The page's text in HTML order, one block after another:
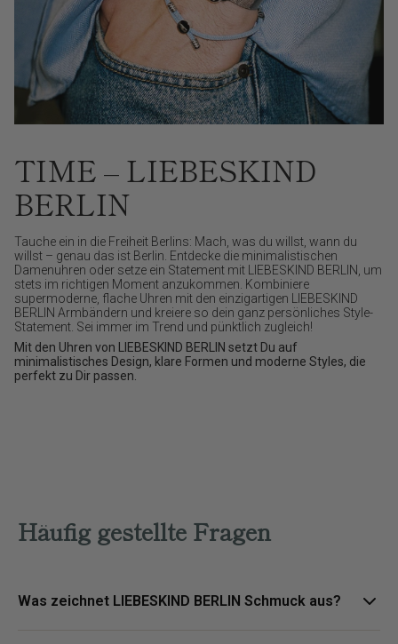
TIME – LIEBESKIND
BERLIN
Tauche ein in die Freiheit Berlins: Mach, was du willst, wann du
willst – genau das ist Berlin. Entdecke die minimalistischen
Damenuhren oder setze ein Statement mit LIEBESKIND BERLIN, um
stets im richtigen Moment anzukommen. Kombiniere
supermoderne, flache Uhren mit den einzigartigen LIEBESKIND
BERLIN Armbändern und kreiere so dein ganz persönliches Style-
Statement. Sei immer im Trend und pünktlich zugleich!
Mit den Uhren von LIEBESKIND BERLIN setzt Du auf
minimalistisches Design, klare Formen und moderne Styles, die
perfekt zu Dir passen.
Häufig gestellte Fragen
Was zeichnet LIEBESKIND BERLIN Schmuck aus?